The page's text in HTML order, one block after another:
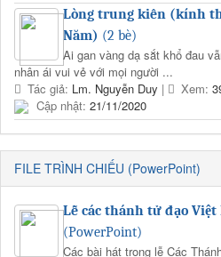
Lòng trung kiên (kính
Năm) (2 bè)
Ai gan vàng dạ sắt khổ đau
nhân ái vui vẻ với mọi người ...
Tác giả: Lm. Nguyễn Duy | Xem:
Cập nhật: 21/11/2020
FILE TRÌNH CHIẾU (PowerPoint)
Lễ các thánh tử đạo Việt
(PowerPoint)
Các bài hát trong lễ Các